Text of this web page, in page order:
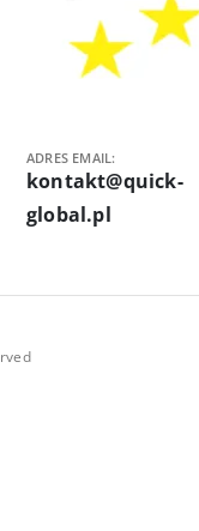
ADRES EMAIL:
kontakt@quick-
global.pl